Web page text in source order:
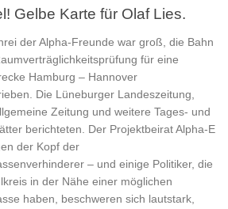
Gelbe Karte für Olaf Lies.
der Alpha-Freunde war groß, die Bahn
für eine
Hamburg – Hannover
Die Lüneburger Landeszeitung,
Zeitung und weitere Tages- und
berichteten. Der Projektbeirat Alpha-E
der Kopf der
– und einige Politiker, die
in der Nähe einer möglichen
haben, beschweren sich lautstark,